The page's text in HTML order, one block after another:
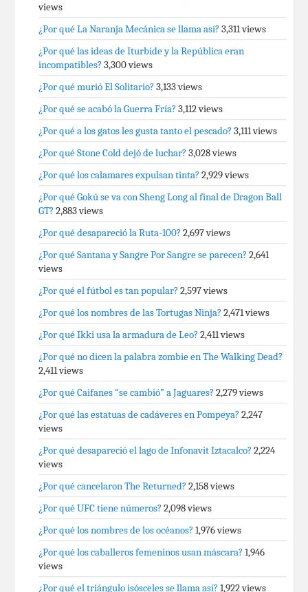
views
¿Por qué La Naranja Mecánica se llama así? 3,311 views
¿Por qué las ideas de Iturbide y la República eran
incompatibles? 3,300 views
¿Por qué murió El Solitario? 3,133 views
¿Por qué se acabó la Guerra Fría? 3,112 views
¿Por qué a los gatos les gusta tanto el pescado? 3,111 views
¿Por qué Stone Cold dejó de luchar? 3,028 views
¿Por qué los calamares expulsan tinta? 2,929 views
¿Por qué Gokú se va con Sheng Long al final de Dragon Ball
GT? 2,883 views
¿Por qué desapareció la Ruta-100? 2,697 views
¿Por qué Santana y Sangre Por Sangre se parecen? 2,641
views
¿Por qué el fútbol es tan popular? 2,597 views
¿Por qué los nombres de las Tortugas Ninja? 2,471 views
¿Por qué Ikki usa la armadura de Leo? 2,411 views
¿Por qué no dicen la palabra zombie en The Walking Dead?
2,411 views
¿Por qué Caifanes “se cambió” a Jaguares? 2,279 views
¿Por qué las estatuas de cadáveres en Pompeya? 2,247
views
¿Por qué desapareció el lago de Infonavit Iztacalco? 2,224
views
¿Por qué cancelaron The Returned? 2,158 views
¿Por qué UFC tiene números? 2,098 views
¿Por qué los nombres de los océanos? 1,976 views
¿Por qué los caballeros femeninos usan máscara? 1,946
views
¿Por qué el triángulo isósceles se llama así? 1,922 views